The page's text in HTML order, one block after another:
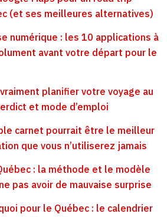
(et ses meilleures alternatives)
numérique : les 10 applications à
avant votre départ pour le
planifier votre voyage au
et mode d’emploi
carnet pourrait être le meilleur
que vous n’utiliserez jamais
: la méthode et le modèle
pas avoir de mauvaise surprise
pour le Québec : le calendrier